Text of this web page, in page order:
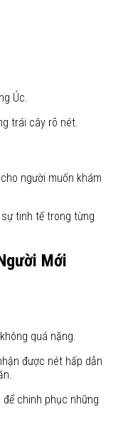
Úc.
trái cây rõ nét.
người muốn khám
tinh tế trong từng
Mới
quá nặng.
được nét hấp dẫn
chinh phục những